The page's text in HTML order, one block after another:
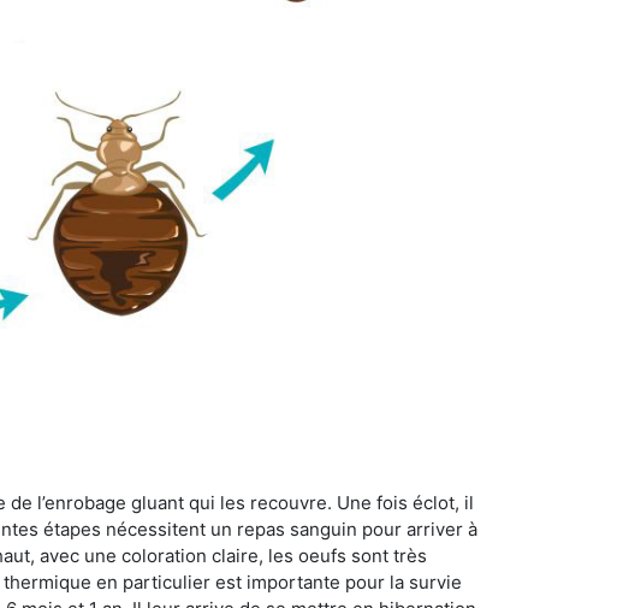
l’enrobage gluant qui les recouvre. Une fois éclot, il
étapes nécessitent un repas sanguin pour arriver à
avec une coloration claire, les oeufs sont très
en particulier est importante pour la survie